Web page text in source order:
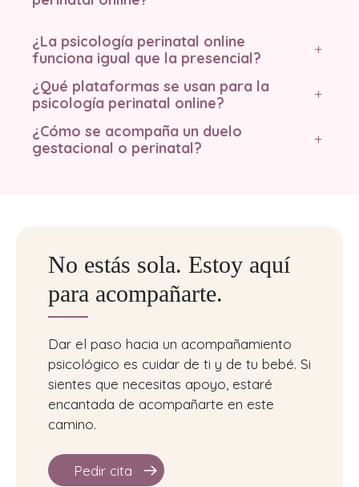
¿La psicología perinatal online
funciona igual que la presencial?
+
¿Qué plataformas se usan para la
psicología perinatal online?
+
¿Cómo se acompaña un duelo
gestacional o perinatal?
+
No estás sola. Estoy aquí
para acompañarte.
Dar el paso hacia un acompañamiento
psicológico es cuidar de ti y de tu bebé. Si
sientes que necesitas apoyo, estaré
encantada de acompañarte en este
camino.
Pedir cita